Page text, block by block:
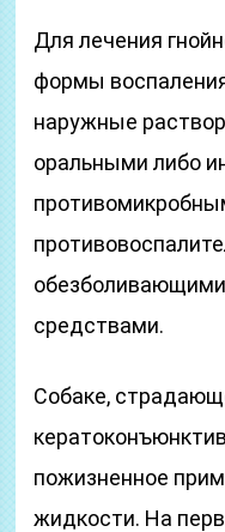
Для лечения
формы
наружные
оральными либо
средствами.
Собаке,
пожизненное
жидкости. На